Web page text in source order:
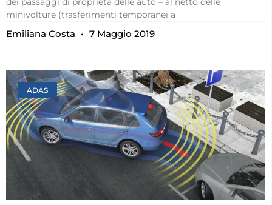
minivolture (trasferimenti temporanei a
Emiliana Costa 7 Maggio 2019
ADAS